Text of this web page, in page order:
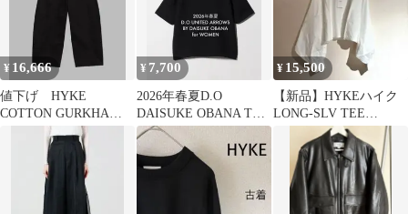
¥ 16,666
値下げ HYKE
COTTON GURKHA
¥ 7,700
2026年春夏D.O
DAISUKE OBANA Tシ
ャツ/hyke cfcl
¥ 15,500
【新品】HYKEハイク
LONG-SLV TEE
PONCHO長袖Tシャツ